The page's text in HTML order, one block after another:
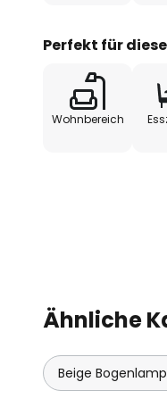
Perfekt für
Wohnbereich
Ähnliche
Beige